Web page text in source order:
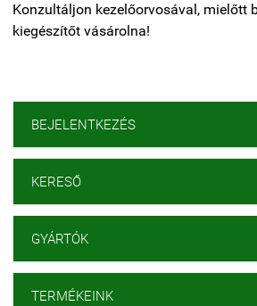
Konzultáljon kezelőorvosával, mielőtt
kiegészítőt vásárolna!
BEJELENTKEZÉS
KERESŐ
GYÁRTÓK
TERMÉKEINK